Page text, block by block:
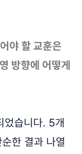
야 할 교훈은
방향에 어떻게
었습니다. 5개
한 결과 나열